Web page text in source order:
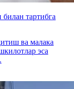
тартибга
ва малака
эса